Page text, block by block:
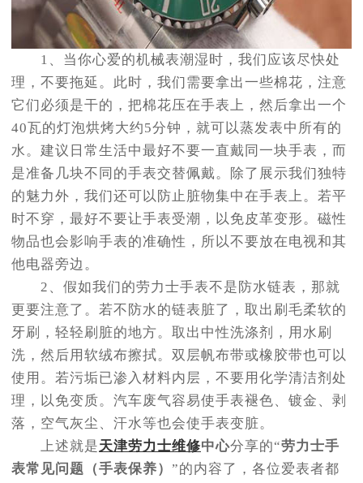
1、当你心爱的机械表潮湿时，我们应该尽快处
理，不要拖延。此时，我们需要拿出一些棉花，注意
它们必须是干的，把棉花压在手表上，然后拿出一个
40瓦的灯泡烘烤大约5分钟，就可以蒸发表中所有的
水。建议日常生活中最好不要一直戴同一块手表，而
是准备几块不同的手表交替佩戴。除了展示我们独特
的魅力外，我们还可以防止脏物集中在手表上。若平
时不穿，最好不要让手表受潮，以免皮革变形。磁性
物品也会影响手表的准确性，所以不要放在电视和其
他电器旁边。
2、假如我们的劳力士手表不是防水链表，那就
更要注意了。若不防水的链表脏了，取出刷毛柔软的
牙刷，轻轻刷脏的地方。取出中性洗涤剂，用水刷
洗，然后用软绒布擦拭。双层帆布带或橡胶带也可以
使用。若污垢已渗入材料内层，不要用化学清洁剂处
理，以免变质。汽车废气容易使手表褪色、镀金、剥
落，空气灰尘、汗水等也会使手表变脏。
上述就是天津劳力士维修中心分享的“劳力士手
表常见问题（手表保养） ”的内容了，各位爱表者都